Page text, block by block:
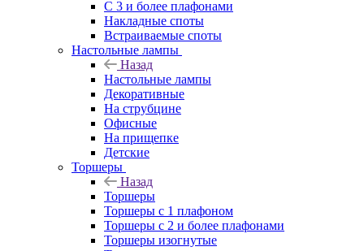
С 3 и более плафонами
Накладные споты
Встраиваемые споты
Настольные лампы
Назад
Настольные лампы
Декоративные
На струбцине
Офисные
На прищепке
Детские
Торшеры
Назад
Торшеры
Торшеры с 1 плафоном
Торшеры с 2 и более плафонами
Торшеры изогнутые